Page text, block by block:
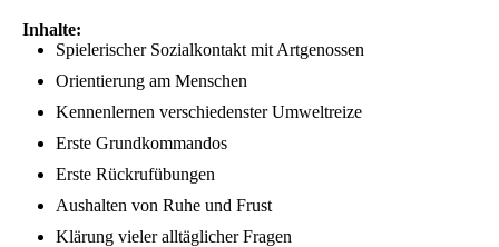
Inhalte:
Spielerischer Sozialkontakt mit Artgenossen
Orientierung am Menschen
Kennenlernen verschiedenster Umweltreize
Erste Grundkommandos
Erste Rückrufübungen
Aushalten von Ruhe und Frust
Klärung vieler alltäglicher Fragen